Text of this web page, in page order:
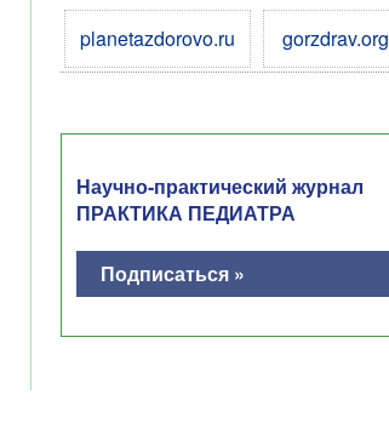
planetazdorovo.ru gorzdrav.org
Научно-практический журнал
ПРАКТИКА ПЕДИАТРА
Подписаться »